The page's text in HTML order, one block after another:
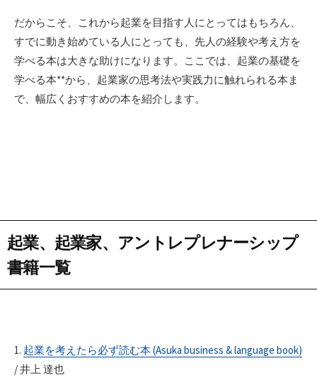
だからこそ、これから起業を目指す人にとってはもちろん、
すでに動き始めている人にとっても、先人の経験や考え方を
学べる本は大きな助けになります。ここでは、起業の基礎を
学べる本**から、起業家の思考法や実践力に触れられる本ま
で、幅広くおすすめの本を紹介します。
起業、起業家、アントレプレナーシップ
書籍一覧
1. 起業を考えたら必ず読む本 (Asuka business & language book)
/ 井上 達也